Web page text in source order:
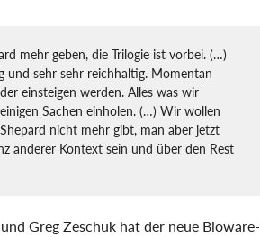
mehr geben, die Trilogie ist vorbei. (…)
und sehr sehr reichhaltig. Momentan
einsteigen werden. Alles was wir
Sachen einholen. (…) Wir wollen
nicht mehr gibt, man aber jetzt
anderer Kontext sein und über den Rest
Greg Zeschuk hat der neue Bioware-